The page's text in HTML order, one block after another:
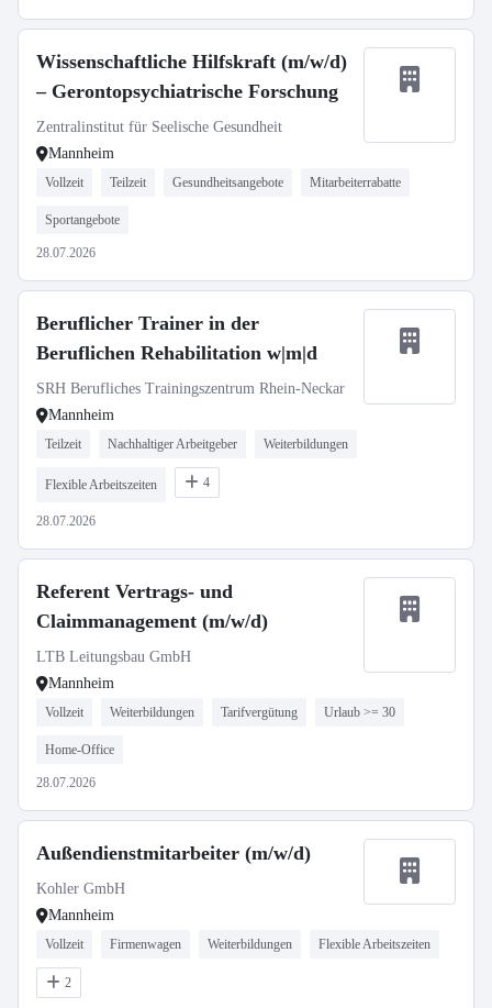
Wissenschaftliche Hilfskraft (m/w/d)
– Gerontopsychiatrische Forschung
Zentralinstitut für Seelische Gesundheit
Mannheim
Vollzeit Teilzeit Gesundheitsangebote Mitarbeiterrabatte
Sportangebote
28.07.2026
Beruflicher Trainer in der
Beruflichen Rehabilitation w|m|d
SRH Berufliches Trainingszentrum Rhein-Neckar
Mannheim
Teilzeit Nachhaltiger Arbeitgeber Weiterbildungen
Flexible Arbeitszeiten 4
28.07.2026
Referent Vertrags- und
Claimmanagement (m/w/d)
LTB Leitungsbau GmbH
Mannheim
Vollzeit Weiterbildungen Tarifvergütung Urlaub >= 30
Home-Office
28.07.2026
Außendienstmitarbeiter (m/w/d)
Kohler GmbH
Mannheim
Vollzeit Firmenwagen Weiterbildungen Flexible Arbeitszeiten
2